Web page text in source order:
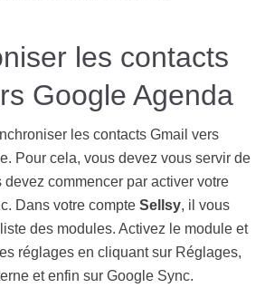
les contacts
Google Agenda
les contacts Gmail vers
Pour cela, vous devez vous servir de
devez commencer par activer votre
Dans votre compte Sellsy, il vous
des modules. Activez le module et
réglages en cliquant sur Réglages,
et enfin sur Google Sync.